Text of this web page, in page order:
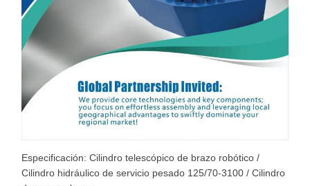
Especificación: Cilindro telescópico de brazo robótico /
Cilindro hidráulico de servicio pesado 125/70-3100 / Cilindro